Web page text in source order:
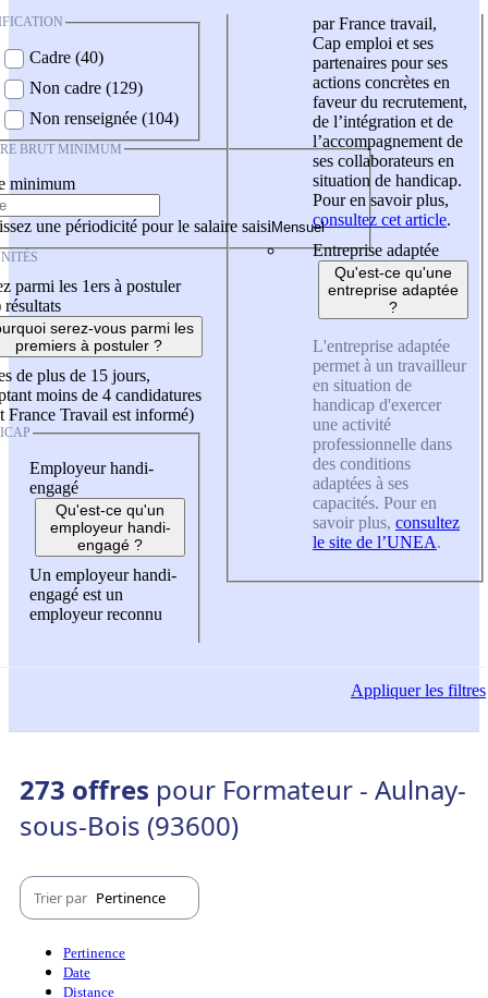
Cadre (40)
Non cadre (129)
Non renseignée (104)
BRUT MINIMUM
minimum
une périodicité pour le salaire saisi
parmi les 1ers à postuler
résultats
serez-vous parmi les
premiers à postuler ?
de plus de 15 jours,
moins de 4 candidatures
France Travail est informé)
Employeur handi-
engagé
Qu'est-ce qu'un
employeur handi-
engagé ?
Un employeur handi-
engagé est un
employeur reconnu
par France travail,
Cap emploi et ses
partenaires pour ses
actions concrètes en
faveur du recrutement,
de l’intégration et de
l’accompagnement de
ses collaborateurs en
situation de handicap.
Pour en savoir plus,
consultez cet article.
Entreprise adaptée
Qu'est-ce qu'une
entreprise adaptée
?
L'entreprise adaptée
permet à un travailleur
en situation de
handicap d'exercer
une activité
professionnelle dans
des conditions
adaptées à ses
capacités. Pour en
savoir plus, consultez
le site de l’UNEA.
Appliquerles filtres
273 offres pour Formateur - Aulnay-
sous-Bois (93600)
Trier par Pertinence
Pertinence
Date
Distance